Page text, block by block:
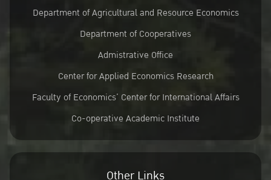
Department of Agricultural and Resource Economics
Department of Cooperatives
Admistrative Office
Center for Applied Economics Research
Faculty of Economics’ Center for International Affairs
Co-operative Academic Institute
Other Links